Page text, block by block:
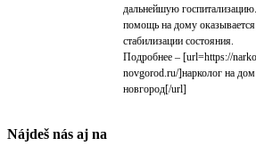
дальнейшую
помощь на дому
стабилизации состояния.
Подробнее – [url=https://
novgorod.ru/]нарколог на
новгород[/url]
Nájdeš nás aj na